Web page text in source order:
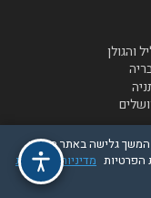
והגולן
לידיעתך, באתר זה נעשה שימוש בקבצי Cookies המשך גלישה באתר מהווה
הפרטיות מדיניות הפרטיות